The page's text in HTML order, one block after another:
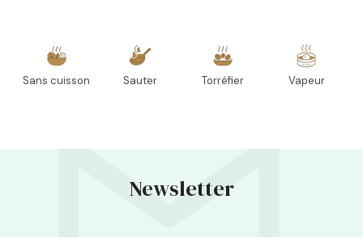
Sans cuisson Sauter Torréfier Vapeur
Newsletter